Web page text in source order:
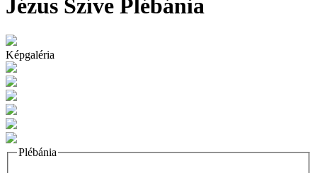
Jézus Szíve Plébánia
Képgaléria
Plébánia